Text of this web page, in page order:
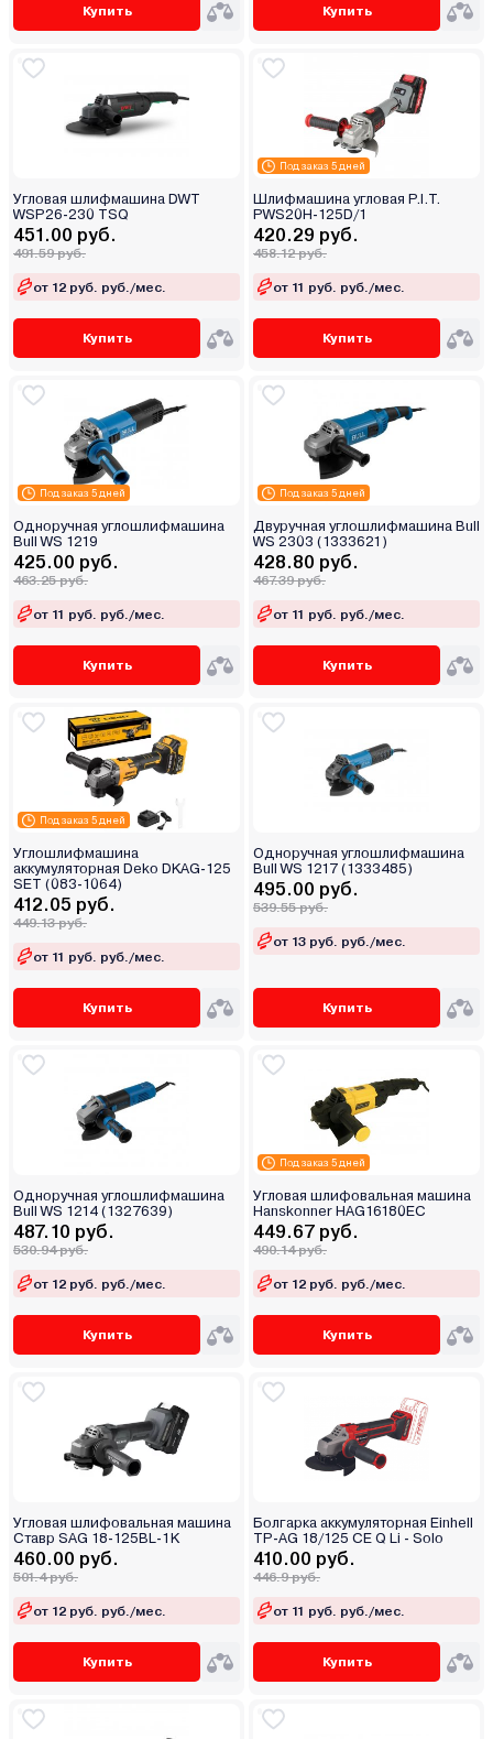
Купить Купить
Угловая шлифмашина DWT
WSP26-230 TSQ
451.00 руб.
491.59 руб.
от 12 руб. руб./мес.
Купить
Под заказ 5 дней
Шлифмашина угловая P.I.T.
PWS20H-125D/1
420.29 руб.
458.12 руб.
от 11 руб. руб./мес.
Купить
Под заказ 5 дней
Одноручная углошлифмашина
Bull WS 1219
425.00 руб.
463.25 руб.
от 11 руб. руб./мес.
Купить
Под заказ 5 дней
Двуручная углошлифмашина Bull
WS 2303 (1333621)
428.80 руб.
467.39 руб.
от 11 руб. руб./мес.
Купить
Под заказ 5 дней
Углошлифмашина
аккумуляторная Deko DKAG-125
SET (083-1064)
412.05 руб.
449.13 руб.
от 11 руб. руб./мес.
Купить
Одноручная углошлифмашина
Bull WS 1217 (1333485)
495.00 руб.
539.55 руб.
от 13 руб. руб./мес.
Купить
Одноручная углошлифмашина
Bull WS 1214 (1327639)
487.10 руб.
530.94 руб.
от 12 руб. руб./мес.
Купить
Под заказ 5 дней
Угловая шлифовальная машина
Hanskonner HAG16180EC
449.67 руб.
490.14 руб.
от 12 руб. руб./мес.
Купить
Угловая шлифовальная машина
Ставр SAG 18-125BL-1K
460.00 руб.
501.4 руб.
от 12 руб. руб./мес.
Купить
Болгарка аккумуляторная Einhell
TP-AG 18/125 CE Q Li - Solo
410.00 руб.
446.9 руб.
от 11 руб. руб./мес.
Купить